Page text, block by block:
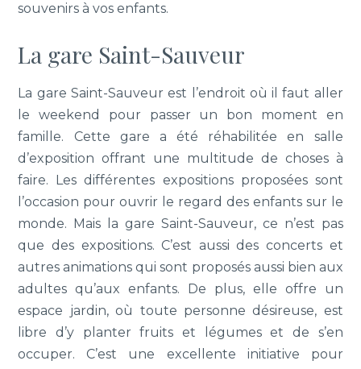
souvenirs à vos enfants.
La gare Saint-Sauveur
La gare Saint-Sauveur est l’endroit où il faut aller
le weekend pour passer un bon moment en
famille. Cette gare a été réhabilitée en salle
d’exposition offrant une multitude de choses à
faire. Les différentes expositions proposées sont
l’occasion pour ouvrir le regard des enfants sur le
monde. Mais la gare Saint-Sauveur, ce n’est pas
que des expositions. C’est aussi des concerts et
autres animations qui sont proposés aussi bien aux
adultes qu’aux enfants. De plus, elle offre un
espace jardin, où toute personne désireuse, est
libre d’y planter fruits et légumes et de s’en
occuper. C’est une excellente initiative pour